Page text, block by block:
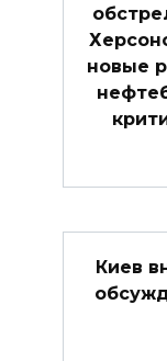
новые
Киев